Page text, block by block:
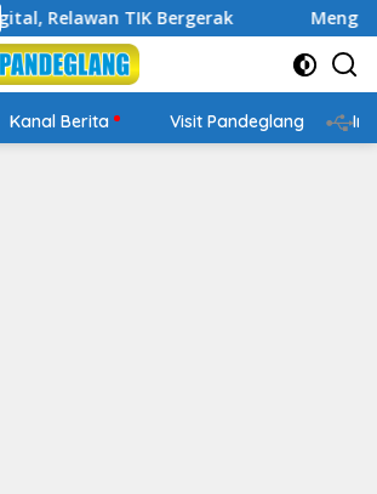
TIK Bergerak Mengenal Website
Kanal Berita Visit Pandeglang